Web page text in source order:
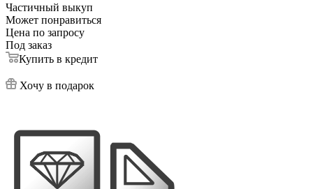
Частичный выкуп
Может понравиться
Цена по запросу
Под заказ
Купить в кредит
Хочу в подарок